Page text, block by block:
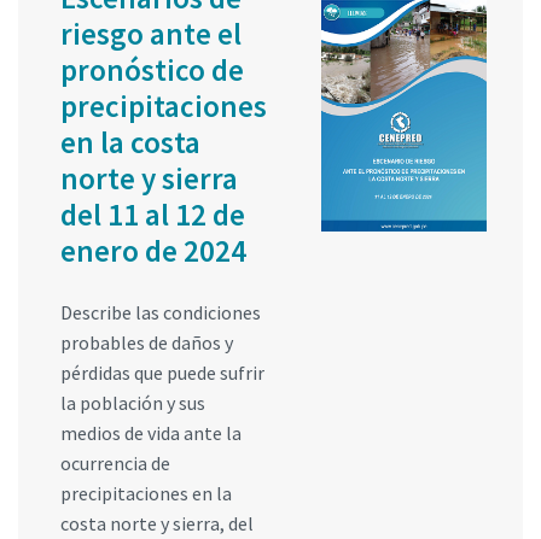
riesgo ante el
pronóstico de
precipitaciones
en la costa
norte y sierra
del 11 al 12 de
enero de 2024
Describe las condiciones
probables de daños y
pérdidas que puede sufrir
la población y sus
medios de vida ante la
ocurrencia de
precipitaciones en la
costa norte y sierra, del